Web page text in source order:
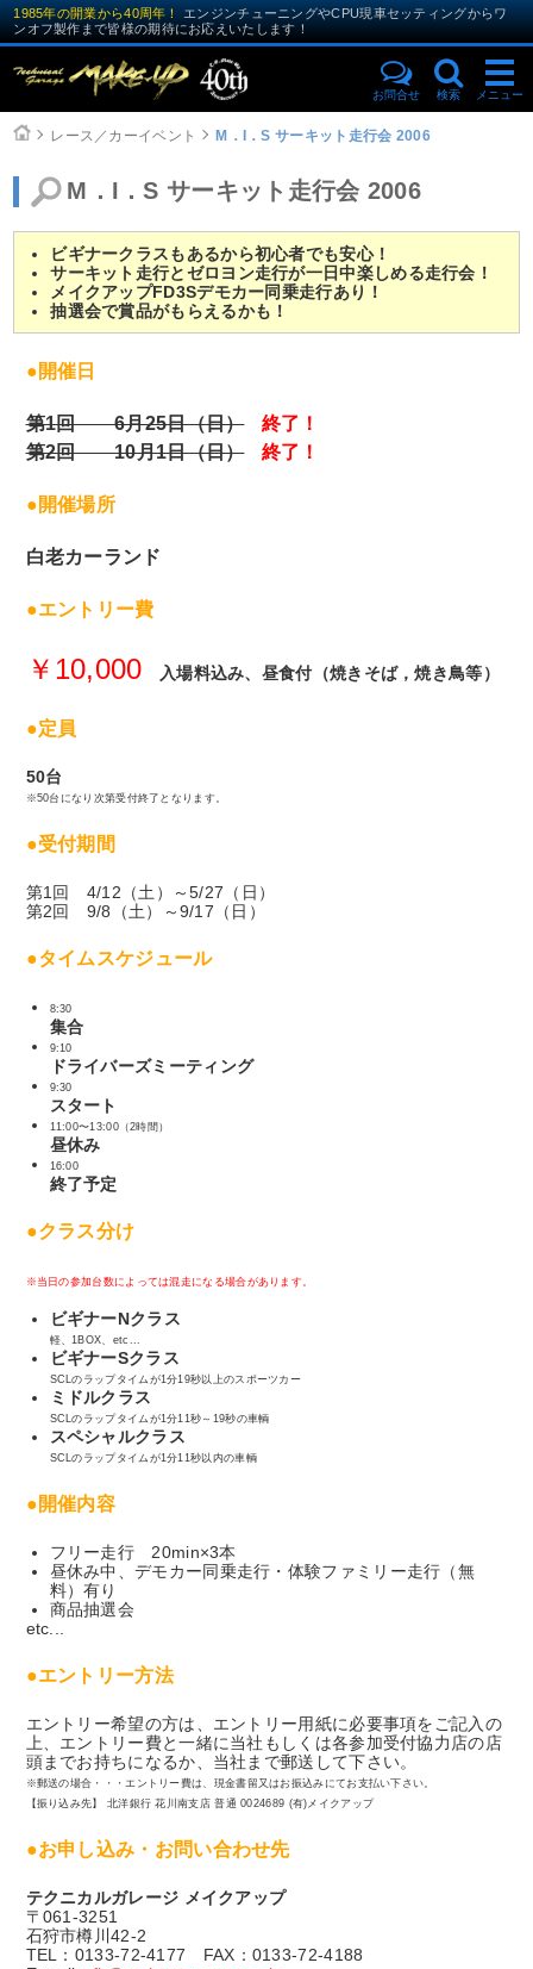
1985年の開業から40周年！
エンジンチューニングやCPU現車セッティングからワ
ンオフ製作まで皆様の期待にお応えいたします！
お問合せ 検索 メニュー
レース／カーイベント M．I．S サーキット走行会 2006
M．I．S サーキット走行会 2006
ビギナークラスもあるから初心者でも安心！
サーキット走行とゼロヨン走行が一日中楽しめる走行会！
メイクアップFD3Sデモカー同乗走行あり！
抽選会で賞品がもらえるかも！
●開催日
第1回 6月25日（日）
終了！
第2回 10月1日（日）
終了！
●開催場所
白老カーランド
●エントリー費
￥10,000 入場料込み、昼食付（焼きそば，焼き鳥等）
●定員
50台
※50台になり次第受付終了となります。
●受付期間
第1回 4/12（土）～5/27（日）
第2回 9/8（土）～9/17（日）
●タイムスケジュール
8:30
集合
9:10
ドライバーズミーティング
9:30
スタート
11:00〜13:00（2時間）
昼休み
16:00
終了予定
●クラス分け
※当日の参加台数によっては混走になる場合があります。
ビギナーNクラス
軽、1BOX、etc...
ビギナーSクラス
SCLのラップタイムが1分19秒以上のスポーツカー
ミドルクラス
SCLのラップタイムが1分11秒～19秒の車輌
スペシャルクラス
SCLのラップタイムが1分11秒以内の車輌
●開催内容
フリー走行 20min×3本
昼休み中、デモカー同乗走行・体験ファミリー走行（無
料）有り
商品抽選会
etc...
●エントリー方法
エントリー希望の方は、エントリー用紙に必要事項をご記入の
上、エントリー費と一緒に当社もしくは各参加受付協力店の店
頭までお持ちになるか、当社まで郵送して下さい。
※郵送の場合・・・エントリー費は、現金書留又はお振込みにてお支払い下さい。
【振り込み先】 北洋銀行 花川南支店 普通 0024689 (有)メイクアップ
●お申し込み・お問い合わせ先
テクニカルガレージ メイクアップ
〒061-3251
石狩市樽川42-2
TEL：0133-72-4177 FAX：0133-72-4188